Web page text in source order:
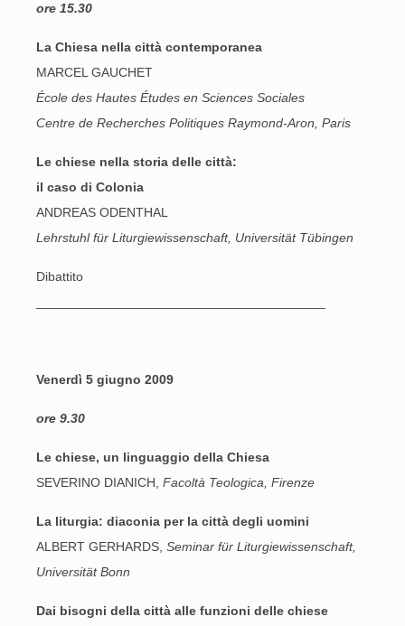
ore 15.30
La Chiesa nella città contemporanea
MARCEL GAUCHET
École des Hautes Études en Sciences Sociales
Centre de Recherches Politiques Raymond-Aron, Paris
Le chiese nella storia delle città:
il caso di Colonia
ANDREAS ODENTHAL
Lehrstuhl für Liturgiewissenschaft, Universität Tübingen
Dibattito
Venerdì 5 giugno 2009
ore 9.30
Le chiese, un linguaggio della Chiesa
SEVERINO DIANICH, Facoltà Teologica, Firenze
La liturgia: diaconia per la città degli uomini
ALBERT GERHARDS, Seminar für Liturgiewissenschaft,
Universität Bonn
Dai bisogni della città alle funzioni delle chiese